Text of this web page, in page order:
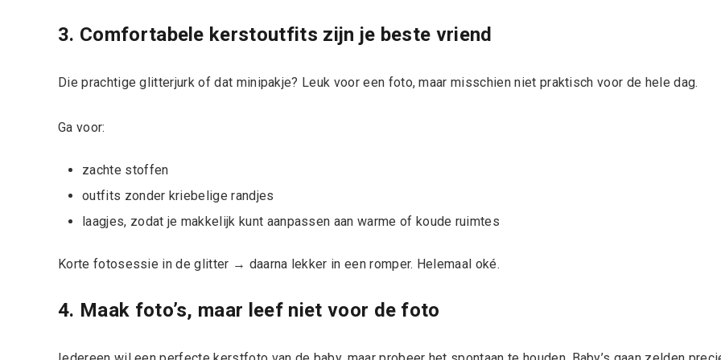
3. Comfortabele kerstoutfits zijn je beste vriend
Die prachtige glitterjurk of dat minipakje? Leuk voor een foto, maar misschien niet praktisch voor de hele dag.
Ga voor:
zachte stoffen
outfits zonder kriebelige randjes
laagjes, zodat je makkelijk kunt aanpassen aan warme of koude ruimtes
Korte fotosessie in de glitter → daarna lekker in een romper. Helemaal oké.
4. Maak foto’s, maar leef niet voor de foto